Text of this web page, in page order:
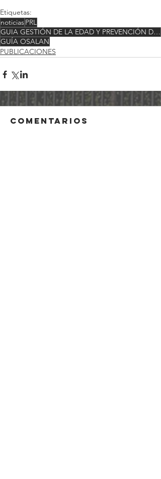
Etiquetas:
noticiasPRL
GUIA GESTIÓN DE LA EDAD Y PREVENCIÓN DE RIESGOS LABORALES
GUÍA OSALAN
PUBLICACIONES
Comentarios